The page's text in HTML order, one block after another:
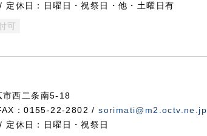
休日：日曜日・祝祭日・他・土曜日有
可
西二条南5-18
：0155-22-2802 /sorimati@m2.octv.ne.jp
休日：日曜日・祝祭日